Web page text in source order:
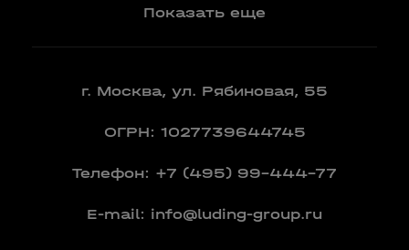
Показать еще
г. Москва, ул. Рябиновая, 55
ОГРН: 1027739644745
Телефон: +7 (495) 99-444-77
E-mail: info@luding-group.ru